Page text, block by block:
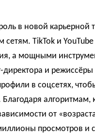
в новой карьерной
TikTok и YouTube
а мощными
директора и
в соцсетях,
алгоритмам,
от
просмотров и